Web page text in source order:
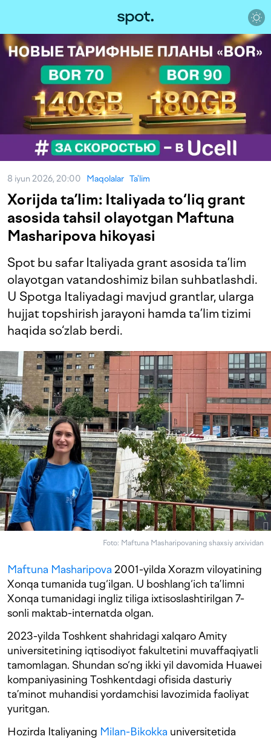
8 iyun 2026, 20:00 Maqolalar Ta'lim
Xorijda ta’lim: Italiyada to‘liq grant
asosida tahsil olayotgan Maftuna
Masharipova hikoyasi
Spot bu safar Italiyada grant asosida ta’lim
olayotgan vatandoshimiz bilan suhbatlashdi.
U Spotga Italiyadagi mavjud grantlar, ularga
hujjat topshirish jarayoni hamda ta’lim tizimi
haqida so‘zlab berdi.
Foto: Maftuna Masharipovaning shaxsiy arxividan
Maftuna Masharipova 2001-yilda Xorazm viloyatining
Xonqa tumanida tug‘ilgan. U boshlang‘ich ta’limni
Xonqa tumanidagi ingliz tiliga ixtisoslashtirilgan 7-
sonli maktab-internatda olgan.
2023-yilda Toshkent shahridagi xalqaro Amity
universitetining iqtisodiyot fakultetini muvaffaqiyatli
tamomlagan. Shundan so‘ng ikki yil davomida Huawei
kompaniyasining Toshkentdagi ofisida dasturiy
ta’minot muhandisi yordamchisi lavozimida faoliyat
yuritgan.
Hozirda Italiyaning Milan-Bikokka universitetida